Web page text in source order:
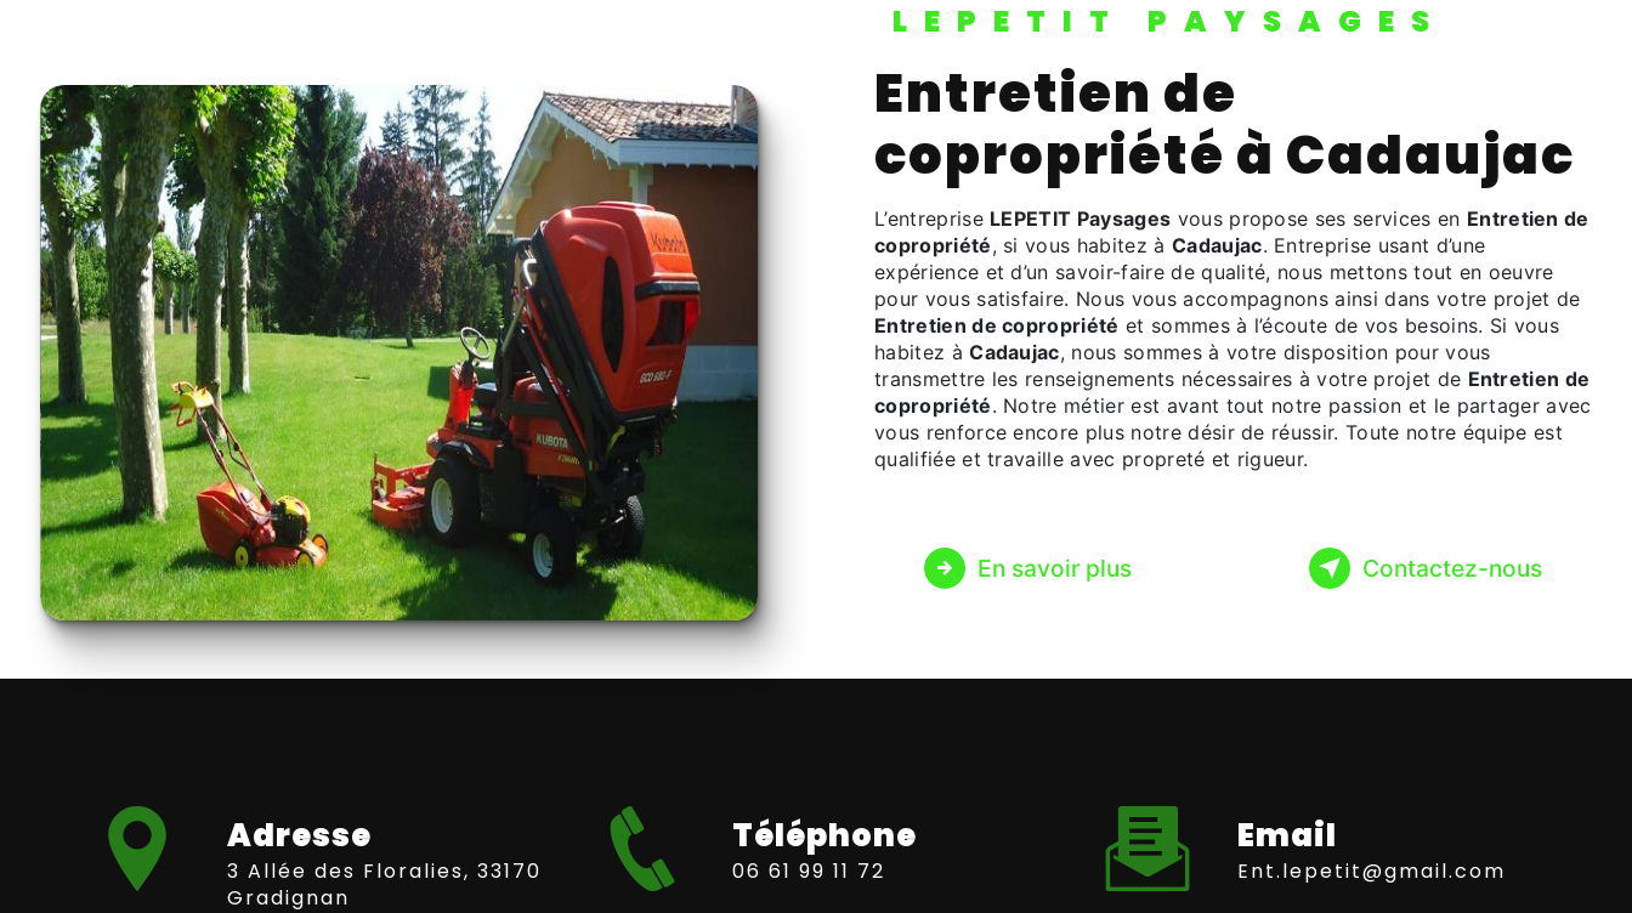
LEPETIT PAYSAGES
Entretien de
copropriété à Cadaujac
L’entreprise LEPETIT Paysages vous propose ses services en Entretien de
copropriété, si vous habitez à Cadaujac. Entreprise usant d’une
expérience et d’un savoir-faire de qualité, nous mettons tout en oeuvre
pour vous satisfaire. Nous vous accompagnons ainsi dans votre projet de
Entretien de copropriété et sommes à l’écoute de vos besoins. Si vous
habitez àCadaujac, nous sommes à votre disposition pour vous
transmettre les renseignements nécessaires à votre projet de Entretien de
copropriété. Notre métier est avant tout notre passion et le partager avec
vous renforce encore plus notre désir de réussir. Toute notre équipe est
qualifiée et travaille avec propreté et rigueur.
En savoir plus Contactez-nous
Adresse
3 Allée des Floralies, 33170
Gradignan
Téléphone
06 61 99 11 72
Email
ent.lepetit@gmail.com